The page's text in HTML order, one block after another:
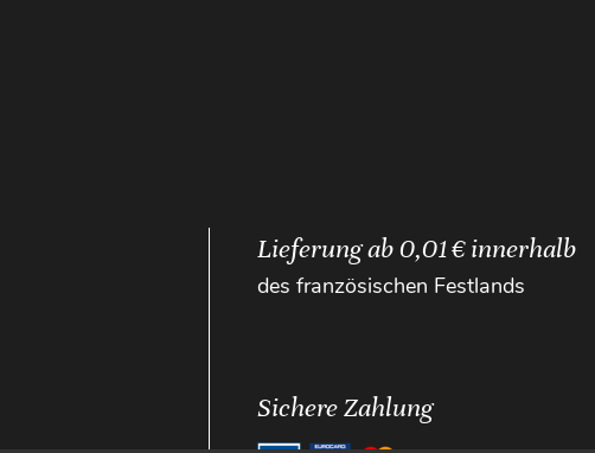
Lieferung ab 0,01 € innerhalb
des französischen Festlands
Sichere Zahlung